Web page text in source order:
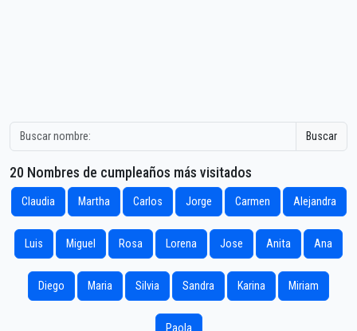
Buscar
20 Nombres de cumpleaños más visitados
Claudia Martha Carlos Jorge Carmen Alejandra
Luis Miguel Rosa Lorena Jose Anita Ana
Diego Maria Silvia Sandra Karina Miriam
Paola